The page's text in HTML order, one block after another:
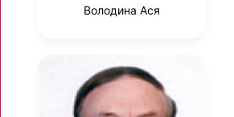
Володина Ася